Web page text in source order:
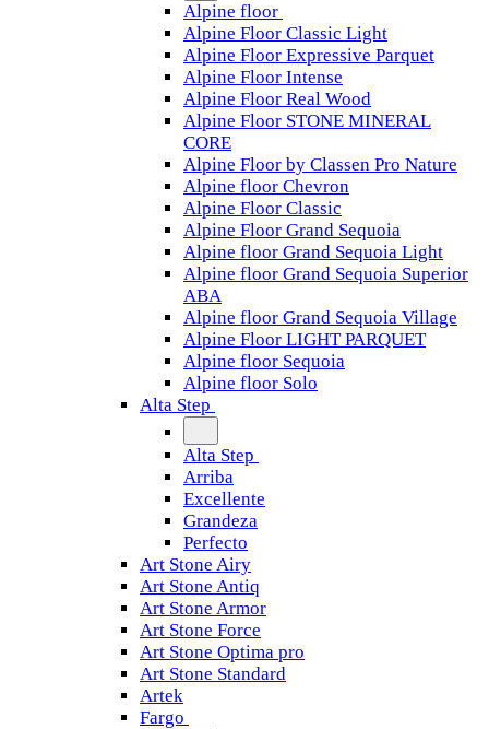
Alpine floor
Alpine Floor Classic Light
Alpine Floor Expressive Parquet
Alpine Floor Intense
Alpine Floor Real Wood
Alpine Floor STONE MINERAL
CORE
Alpine Floor by Classen Pro Nature
Alpine floor Chevron
Alpine Floor Classic
Alpine Floor Grand Sequoia
Alpine floor Grand Sequoia Light
Alpine floor Grand Sequoia Superior
ABA
Alpine floor Grand Sequoia Village
Alpine Floor LIGHT PARQUET
Alpine floor Sequoia
Alpine floor Solo
Alta Step
Alta Step
Arriba
Excellente
Grandeza
Perfecto
Art Stone Airy
Art Stone Antiq
Art Stone Armor
Art Stone Force
Art Stone Optima pro
Art Stone Standard
Artek
Fargo